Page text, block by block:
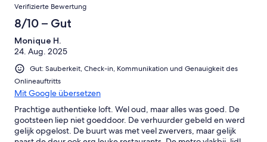
Verifizierte Bewertung
8/10 – Gut
Monique H.
24. Aug. 2025
Gut: Sauberkeit, Check-in, Kommunikation und Genauigkeit des
Onlineauftritts
Mit Google übersetzen
Prachtige authentieke loft. Wel oud, maar alles was goed. De
gootsteen liep niet goeddoor. De verhuurder gebeld en werd
gelijk opgelost. De buurt was met veel zwervers, maar gelijk